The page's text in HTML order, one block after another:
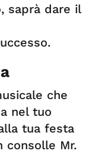
saprà dare il
che
nel tuo
tua festa
consolle Mr.